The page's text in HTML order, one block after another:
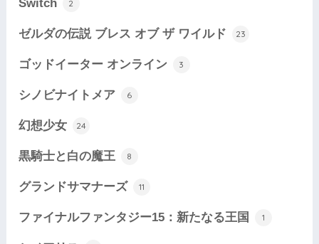
Switch 2
ゼルダの伝説 ブレス オブ ザ ワイルド 23
ゴッドイーター オンライン 3
シノビナイトメア 6
幻想少女 24
黒騎士と白の魔王 8
グランドサマナーズ 11
ファイナルファンタジー15：新たなる王国 1